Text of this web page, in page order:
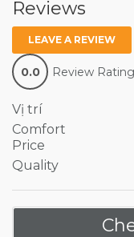
Reviews
LEAVE A REVIEW
0.0 Review Rating
Vị trí
Comfort
Price
Quality